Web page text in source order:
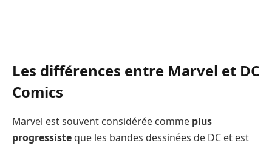
Les différences entre Marvel et DC
Comics
Marvel est souvent considérée comme plus
progressiste que les bandes dessinées de DC et est